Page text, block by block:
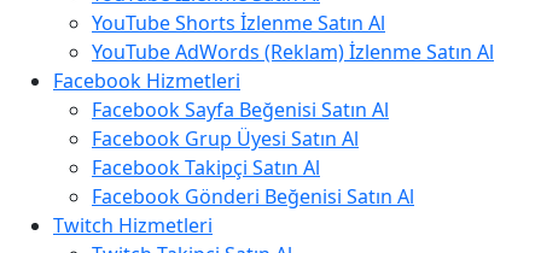
YouTube Shorts İzlenme Satın Al
YouTube AdWords (Reklam) İzlenme Satın Al
Facebook Hizmetleri
Facebook Sayfa Beğenisi Satın Al
Facebook Grup Üyesi Satın Al
Facebook Takipçi Satın Al
Facebook Gönderi Beğenisi Satın Al
Twitch Hizmetleri